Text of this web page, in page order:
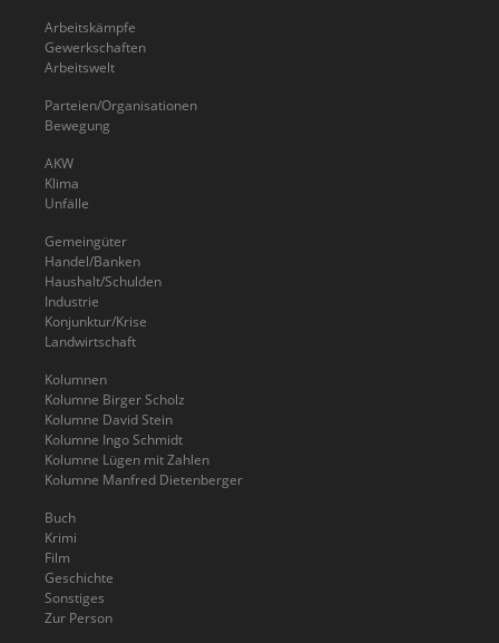
Arbeitskämpfe
Gewerkschaften
Arbeitswelt
Parteien/Organisationen
Bewegung
AKW
Klima
Unfälle
Gemeingüter
Handel/Banken
Haushalt/Schulden
Industrie
Konjunktur/Krise
Landwirtschaft
Kolumnen
Kolumne Birger Scholz
Kolumne David Stein
Kolumne Ingo Schmidt
Kolumne Lügen mit Zahlen
Kolumne Manfred Dietenberger
Buch
Krimi
Film
Geschichte
Sonstiges
Zur Person